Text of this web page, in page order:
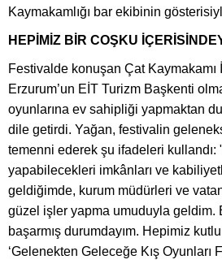
Kaymakamlığı bar ekibinin
HEPİMİZ BİR COŞKU
Festivalde konuşan Çat Kaymakamı
Erzurum’un EİT Turizm Başkenti
oyunlarına ev sahipliği yapmaktan
dile getirdi. Yağan, festivalin
temenni ederek şu ifadeleri kullandı:
yapabilecekleri imkânları ve
geldiğimde, kurum müdürleri ve
güzel işler yapma umuduyla geldim.
başarmış durumdayım. Hepimiz
‘Gelenekten Geleceğe Kış Oyunları